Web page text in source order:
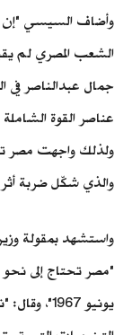
وأضاف السيسي "إن
الشعب المصري لم
عناصر القوة
والذي شكّل ضربة
واستشهد بمقولة
يونيو